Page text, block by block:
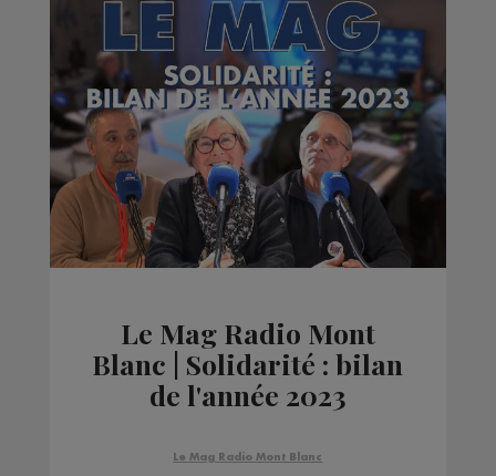
Le Mag Radio Mont
Blanc | Solidarité : bilan
de l'année 2023
Le Mag Radio Mont Blanc